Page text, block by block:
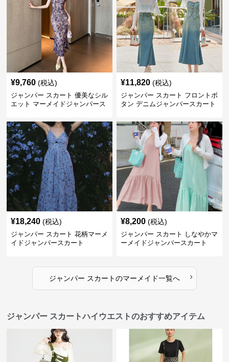
¥9,760 (税込)
ジャンパー スカート 優美なシル
エット マーメイドジャンパース
¥11,820 (税込)
ジャンパー スカート フロントボ
タン デニムジャンパースカート
¥18,240 (税込)
ジャンパー スカート 花柄マーメ
イドジャンパースカート
¥8,200 (税込)
ジャンパー スカート しなやかマ
ーメイドジャンパースカート
ジャンパー スカートのマーメイド一覧へ ›
ジャンパー スカートハイウエストのおすすめアイテム